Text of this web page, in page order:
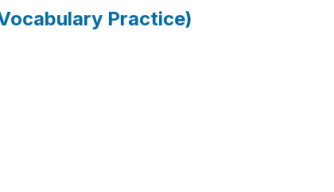
Practice)